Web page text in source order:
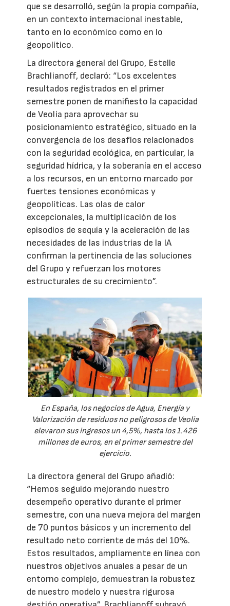
que se desarrolló, según la propia compañía,
en un contexto internacional inestable,
tanto en lo económico como en lo
geopolítico.
La directora general del Grupo, Estelle
Brachlianoff, declaró: “Los excelentes
resultados registrados en el primer
semestre ponen de manifiesto la capacidad
de Veolia para aprovechar su
posicionamiento estratégico, situado en la
convergencia de los desafíos relacionados
con la seguridad ecológica, en particular, la
seguridad hídrica, y la soberanía en el acceso
a los recursos, en un entorno marcado por
fuertes tensiones económicas y
geopolíticas. Las olas de calor
excepcionales, la multiplicación de los
episodios de sequía y la aceleración de las
necesidades de las industrias de la IA
confirman la pertinencia de las soluciones
del Grupo y refuerzan los motores
estructurales de su crecimiento”.
En España, los negocios de Agua, Energía y
Valorización de residuos no peligrosos de Veolia
elevaron sus ingresos un 4,5%, hasta los 1.426
millones de euros, en el primer semestre del
ejercicio.
La directora general del Grupo añadió:
“Hemos seguido mejorando nuestro
desempeño operativo durante el primer
semestre, con una nueva mejora del margen
de 70 puntos básicos y un incremento del
resultado neto corriente de más del 10%.
Estos resultados, ampliamente en línea con
nuestros objetivos anuales a pesar de un
entorno complejo, demuestran la robustez
de nuestro modelo y nuestra rigurosa